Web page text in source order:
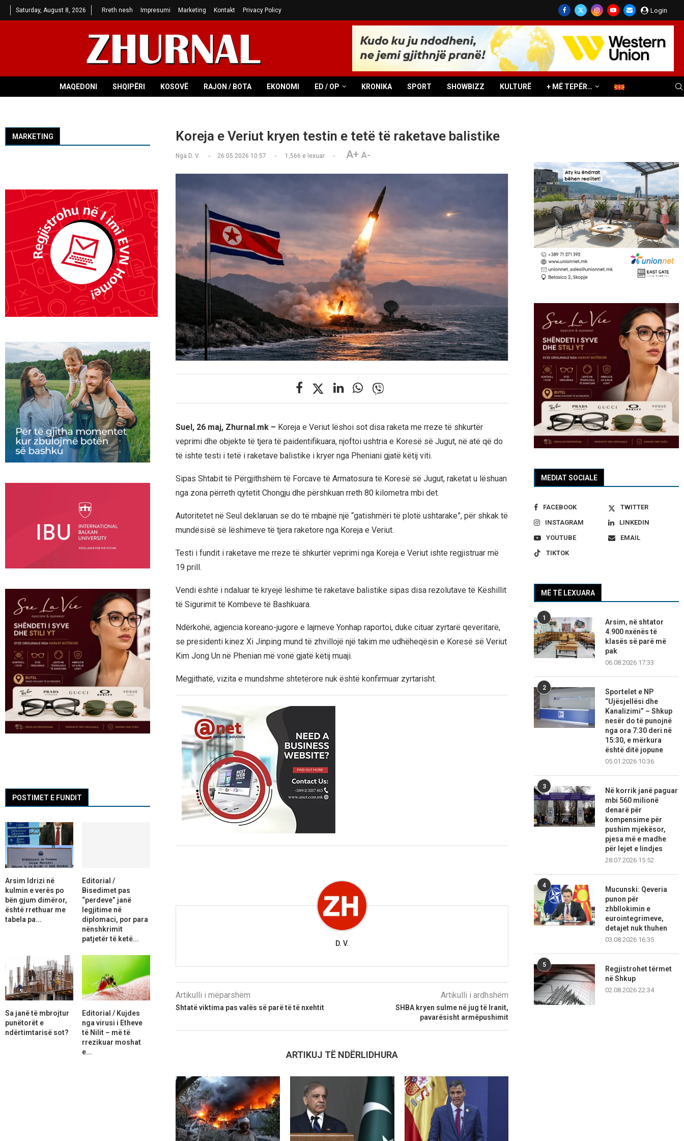
Saturday, August 8, 2026 Rreth nesh Impresumi Marketing Kontakt Privacy Policy Login
MAQEDONI SHQIPËRI KOSOVË RAJON / BOTA EKONOMI ED / OP KRONIKA SPORT SHOWBIZZ KULTURË + MË TEPËR…
Koreja e Veriut kryen testin e tetë të raketave balistike
Nga D. V. 26.05.2026 10:57 1,566 e lexuar A+ A-
Suel, 26 maj, Zhurnal.mk – Koreja e Veriut lëshoi sot disa raketa me rreze të shkurtër
veprimi dhe objekte të tjera të paidentifikuara, njoftoi ushtria e Koresë së Jugut, në atë që do
të ishte testi i tetë i raketave balistike i kryer nga Pheniani gjatë këtij viti.
Sipas Shtabit të Përgjithshëm të Forcave të Armatosura të Koresë së Jugut, raketat u lëshuan
nga zona përreth qytetit Chongju dhe përshkuan rreth 80 kilometra mbi det.
Autoritetet në Seul deklaruan se do të mbajnë një “gatishmëri të plotë ushtarake”, për shkak të
mundësisë së lëshimeve të tjera raketore nga Koreja e Veriut.
Testi i fundit i raketave me rreze të shkurtër veprimi nga Koreja e Veriut ishte regjistruar më
19 prill.
Vendi është i ndaluar të kryejë lëshime të raketave balistike sipas disa rezolutave të Këshillit
të Sigurimit të Kombeve të Bashkuara.
Ndërkohë, agjencia koreano-jugore e lajmeve Yonhap raportoi, duke cituar zyrtarë qeveritarë,
se presidenti kinez Xi Jinping mund të zhvillojë një takim me udhëheqësin e Koresë së Veriut
Kim Jong Un në Phenian më vonë gjatë këtij muaji.
Megjithatë, vizita e mundshme shtetërore nuk është konfirmuar zyrtarisht.
D. V.
Artikulli i mëparshëm
Shtatë viktima pas valës së parë të të nxehtit
Artikulli i ardhshëm
SHBA kryen sulme në jug të Iranit,
pavarësisht armëpushimit
ARTIKUJ TË NDËRLIDHURA
MEDIAT SOCIALE
FACEBOOK
TWITTER
INSTAGRAM
LINKEDIN
YOUTUBE
EMAIL
TIKTOK
MË TË LEXUARA
1
Arsim, në shtator
4.900 nxënës të
klasës së parë më
pak
06.08.2026 17:33
2
Sportelet e NP
“Ujësjellësi dhe
Kanalizimi” – Shkup
nesër do të punojnë
nga ora 7:30 deri në
15:30, e mërkura
është ditë jopune
05.01.2026 10:36
3
Në korrik janë paguar
mbi 560 milionë
denarë për
kompensime për
pushim mjekësor,
pjesa më e madhe
për lejet e lindjes
28.07.2026 15:52
4
Mucunski: Qeveria
punon për
zhbllokimin e
eurointegrimeve,
detajet nuk thuhen
03.08.2026 16:35
5
Regjistrohet tërmet
në Shkup
02.08.2026 22:34
MARKETING
POSTIMET E FUNDIT
Arsim Idrizi në
kulmin e verës po
bën gjum dimëror,
është rrethuar me
tabela pa...
Editorial /
Bisedimet pas
“perdeve” janë
legjitime në
diplomaci, por para
nënshkrimit
patjetër të ketë...
Sa janë të mbrojtur
punëtorët e
ndërtimtarisë sot?
Editorial / Kujdes
nga virusi i Etheve
të Nilit – më të
rrezikuar moshat
e...